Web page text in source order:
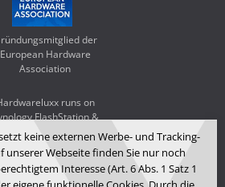
keine externen Werbe- und Tracking-
unserer Webseite finden Sie nur noch
Interesse (Art. 6 Abs. 1 Satz 1
der
European Hardware
Association
runs on
FlashStation &
WD Red SA500